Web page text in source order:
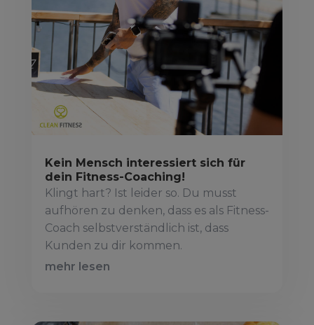
Kein Mensch interessiert sich für
dein Fitness-Coaching!
Klingt hart? Ist leider so. Du musst
aufhören zu denken, dass es als Fitness-
Coach selbstverständlich ist, dass
Kunden zu dir kommen.
mehr lesen